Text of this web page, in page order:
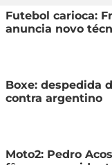
Futebol carioca:
anuncia novo
Boxe: despedida
contra argentino
Moto2: Pedro